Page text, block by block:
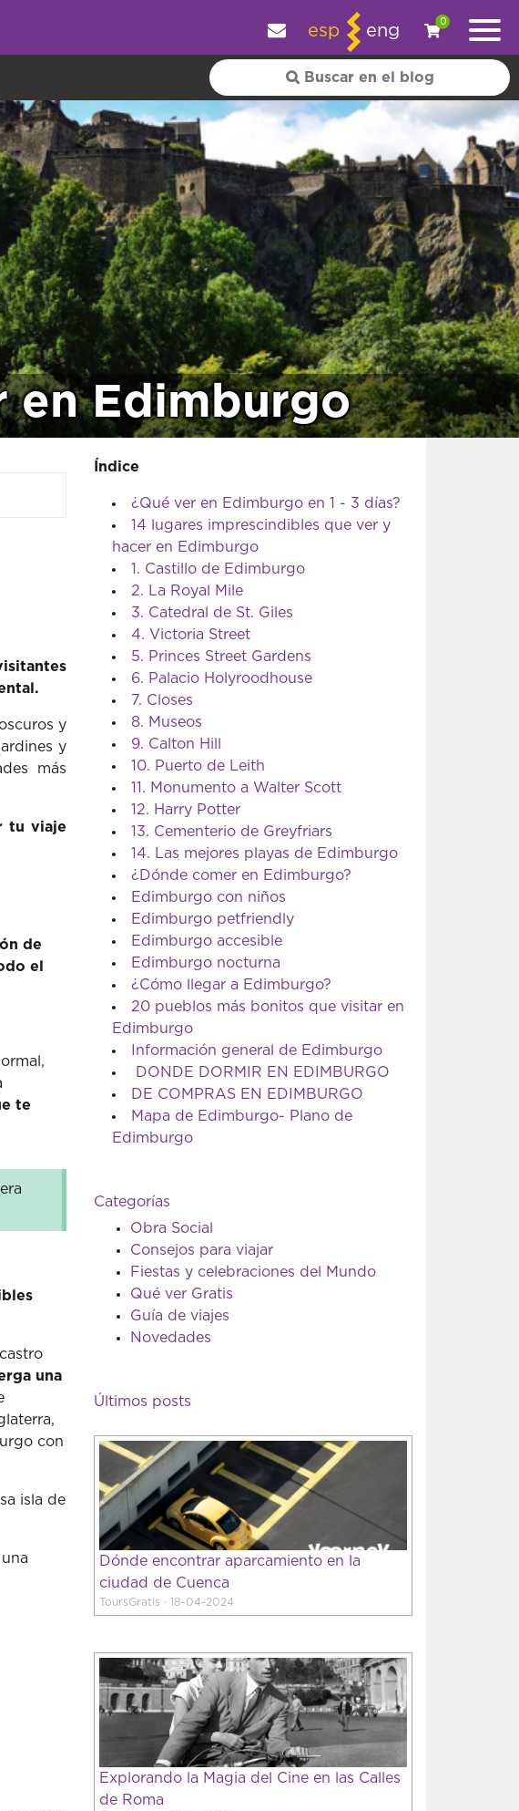
esp eng
0
en Edimburgo
y
y
más
tu viaje
de
el
te
una
con
isla de
Índice
¿Qué ver en Edimburgo en 1 - 3 días?
14 lugares imprescindibles que ver y
hacer en Edimburgo
1. Castillo de Edimburgo
2. La Royal Mile
3. Catedral de St. Giles
4. Victoria Street
5. Princes Street Gardens
6. Palacio Holyroodhouse
7. Closes
8. Museos
9. Calton Hill
10. Puerto de Leith
11. Monumento a Walter Scott
12. Harry Potter
13. Cementerio de Greyfriars
14. Las mejores playas de Edimburgo
¿Dónde comer en Edimburgo?
Edimburgo con niños
Edimburgo petfriendly
Edimburgo accesible
Edimburgo nocturna
¿Cómo llegar a Edimburgo?
20 pueblos más bonitos que visitar en
Edimburgo
Información general de Edimburgo
DONDE DORMIR EN EDIMBURGO
DE COMPRAS EN EDIMBURGO
Mapa de Edimburgo- Plano de
Edimburgo
Categorías
Obra Social
Consejos para viajar
Fiestas y celebraciones del Mundo
Qué ver Gratis
Guía de viajes
Novedades
Últimos posts
Dónde encontrar aparcamiento en la
ciudad de Cuenca
ToursGratis · 18-04-2024
Explorando la Magia del Cine en las Calles
de Roma
el servicio y personalizar tu experiencia. + información